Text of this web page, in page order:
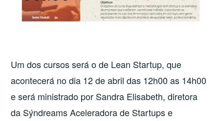
Um dos cursos será o de Lean Startup, que
acontecerá no dia 12 de abril das 12h00 as 14h00
e será ministrado por Sandra Elisabeth, diretora
da Sýndreams Aceleradora de Startups e